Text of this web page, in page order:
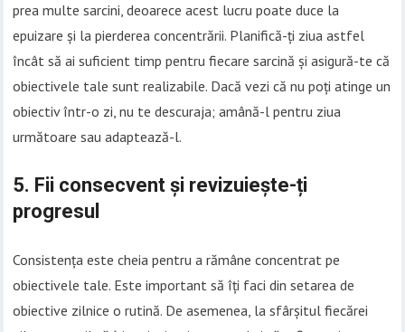
prea multe sarcini, deoarece acest lucru poate duce la
epuizare și la pierderea concentrării. Planifică-ți ziua astfel
încât să ai suficient timp pentru fiecare sarcină și asigură-te că
obiectivele tale sunt realizabile. Dacă vezi că nu poți atinge un
obiectiv într-o zi, nu te descuraja; amână-l pentru ziua
următoare sau adaptează-l.
5. Fii consecvent și revizuiește-ți
progresul
Consistența este cheia pentru a rămâne concentrat pe
obiectivele tale. Este important să îți faci din setarea de
obiective zilnice o rutină. De asemenea, la sfârșitul fiecărei